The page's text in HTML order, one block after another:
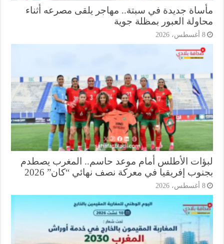
جديدة في سبتة.. مهاجر يلقى مصرعه أثناء
العبور بمظلة جوية
الأطلس أمام موعد حاسم.. المغرب يصطدم
إفريقيا في معركة نصف نهائي “كان” 2026